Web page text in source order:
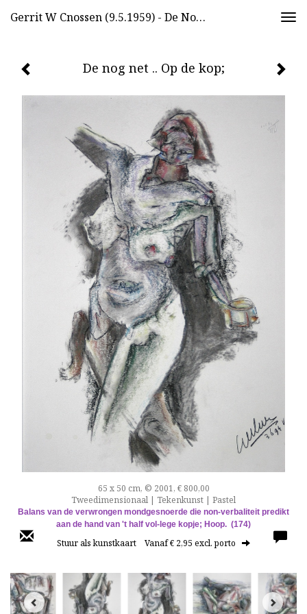
Gerrit W Cnossen (9.5.1959) - De Nog Net .. Op De Kop;
De nog net .. Op de kop;
65 x 50 cm, © 2001, € 800,00
Tweedimensionaal | Tekenkunst | Pastel
Balans van de verwrongen mondgesnoerde die non-verbaliteit predikt
aan de hand van 't half vol-lege kopje; Hoop. (174)
Stuur als kunstkaart Vanaf € 2,95 excl. porto